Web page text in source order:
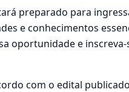
preparado para
e conhecimentos
oportunidade e
com o edital